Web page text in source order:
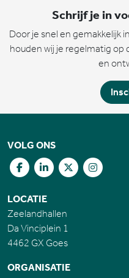
Schrijf je in
Door je snel en gemakkelijk
houden wij je regelmatig
en
VOLG ONS
LOCATIE
Zeelandhallen
Da Vinciplein 1
4462 GX Goes
ORGANISATIE